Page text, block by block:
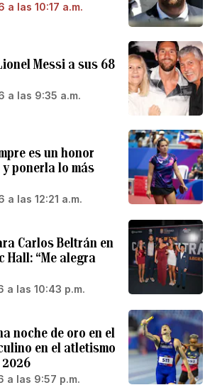
a las 10:17 a.m.
Messi a sus 68
a las 9:35 a.m.
es un honor
ponerla lo más
las 12:21 a.m.
Carlos Beltrán en
Hall: “Me alegra
a las 10:43 p.m.
noche de oro en el
en el atletismo
2026
a las 9:57 p.m.